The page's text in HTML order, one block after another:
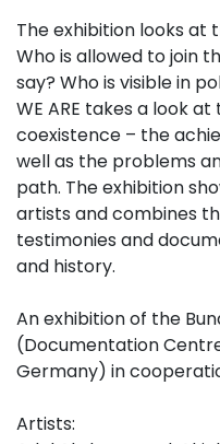
The exhibition looks at
Who is allowed to join
say? Who is visible in
WE ARE takes a look
coexistence – the
well as the problems
path. The exhibition
artists and combines
testimonies and
and history.
An exhibition of the
(Documentation
Germany) in
Artists: